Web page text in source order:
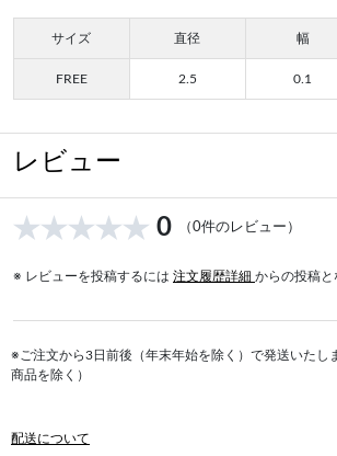
サイズ 直径 幅
FREE 2.5 0.1
レビュー
0 （0件のレビュー）
※ レビューを投稿するには 注文履歴詳細 からの投稿と
※ご注文から3日前後（年末年始を除く）で発送いたし
商品を除く）
配送について